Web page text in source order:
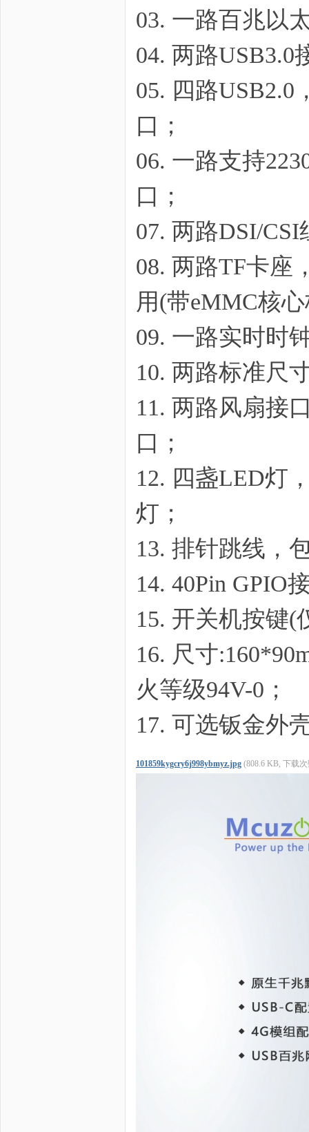
03. 一路百兆以
04. 两路USB3.0
05. 四路USB2.0
口；
06. 一路支持
口；
07. 两路DSI/
08. 两路TF卡座
用(带eMMC核
09. 一路实时时
10. 两路标准尺
11. 两路风扇接
口；
12. 四盏LED灯
灯；
13. 排针跳线，
14. 40Pin GPIO
15. 开关机按键(
16. 尺寸
火等级94V-0；
17. 可选钣金外
101859kygcry6j998ybmyz.jpg (808.6 KB, 下载次